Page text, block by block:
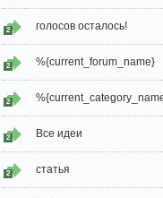
2 голосов осталось!
2 %{current_forum_name}
2
2 Все идеи
2 статья